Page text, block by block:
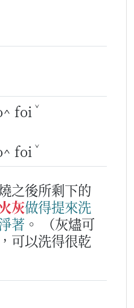
foi ˇ
foi ˇ
之後所剩下的
灰做得提來洗
著 。
（灰燼可
可以洗得很乾